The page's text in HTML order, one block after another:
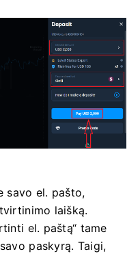
savo el. pašto,
laišką.
el. paštą“ tame
paskyrą. Taigi,